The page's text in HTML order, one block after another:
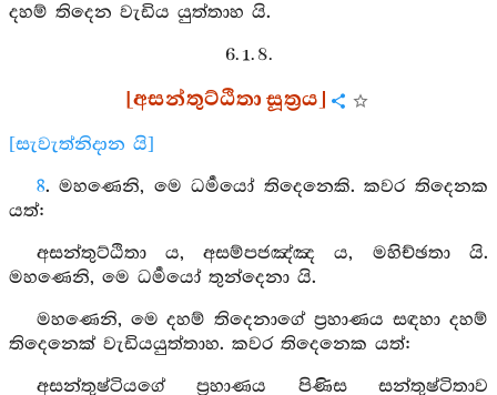
දහම් තිදෙන වැඩිය යුත්තාහ යි.
6. 1. 8.
[අසන්තුට්ඨිතා සූත්‍රය]
[සැවැත්නිදාන යි]
8. මහණෙනි, මෙ ධර්‍මයෝ තිදෙනෙකි. කවර තිදෙනක
යත්:
අසන්තුට්ඨිතා ය, අසම්පජඤ්ඤ ය, මහිච්ඡතා යි.
මහණෙනි, මෙ ධර්‍මයෝ තුන්දෙනා යි.
මහණෙනි, මෙ දහම් තිදෙනාගේ ප්‍රහාණය සඳහා දහම්
තිදෙනෙක් වැඩියයුත්තාහ. කවර තිදෙනෙක යත්:
අසන්තුෂ්ටියගේ ප්‍රහාණය පිණිස සන්තුෂ්ටිතාව